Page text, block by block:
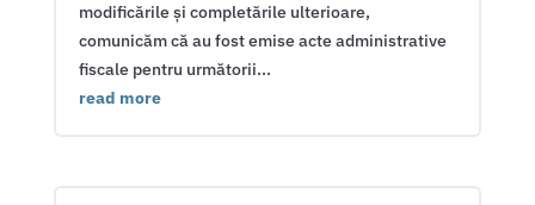
modificările și completările ulterioare,
comunicăm că au fost emise acte administrative
fiscale pentru următorii...
read more